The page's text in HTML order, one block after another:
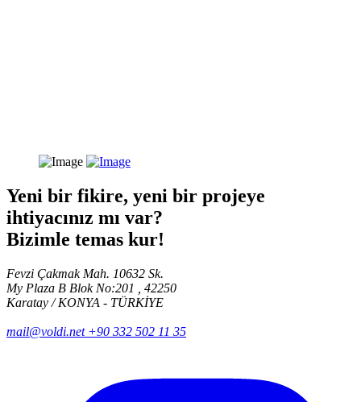
Yeni bir fikire, yeni bir projeye
ihtiyacınız mı var?
Bizimle temas kur!
Fevzi Çakmak Mah. 10632 Sk.
My Plaza B Blok No:201 , 42250
Karatay / KONYA - TÜRKİYE
mail@voldi.net +90 332 502 11 35